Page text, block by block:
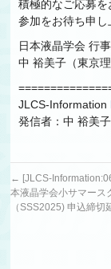
積極的なご応募
参加をお待ち申し
日本液晶学会 行
中 裕美子（東京
JLCS-Information
発信者：中 裕美
← [JLCS-
本液晶学会小サマース
（SSS2025) 申込締切